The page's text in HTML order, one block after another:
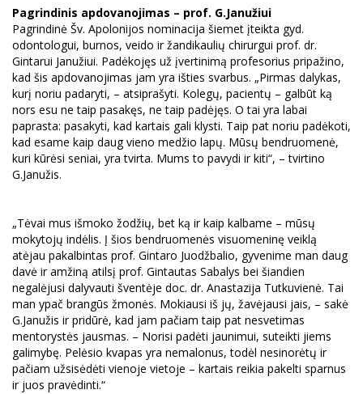
Pagrindinis apdovanojimas – prof. G.Janužiui
Pagrindinė Šv. Apolonijos nominacija šiemet įteikta gyd.
odontologui, burnos, veido ir žandikaulių chirurgui prof. dr.
Gintarui Janužiui. Padėkojęs už įvertinimą profesorius pripažino,
kad šis apdovanojimas jam yra išties svarbus. „Pirmas dalykas,
kurį noriu padaryti, – atsiprašyti. Kolegų, pacientų – galbūt ką
nors esu ne taip pasakęs, ne taip padėjęs. O tai yra labai
paprasta: pasakyti, kad kartais gali klysti. Taip pat noriu padėkoti,
kad esame kaip daug vieno medžio lapų. Mūsų bendruomenė,
kuri kūrėsi seniai, yra tvirta. Mums to pavydi ir kiti“, – tvirtino
G.Janužis.
„Tėvai mus išmoko žodžių, bet ką ir kaip kalbame – mūsų
mokytojų indėlis. Į šios bendruomenės visuomeninę veiklą
atėjau pakalbintas prof. Gintaro Juodžbalio, gyvenime man daug
davė ir amžiną atilsį prof. Gintautas Sabalys bei šiandien
negalėjusi dalyvauti šventėje doc. dr. Anastazija Tutkuvienė. Tai
man ypač brangūs žmonės. Mokiausi iš jų, žavėjausi jais, – sakė
G.Janužis ir pridūrė, kad jam pačiam taip pat nesvetimas
mentorystės jausmas. – Norisi padėti jaunimui, suteikti jiems
galimybę. Pelėsio kvapas yra nemalonus, todėl nesinorėtų ir
pačiam užsisėdėti vienoje vietoje – kartais reikia pakelti sparnus
ir juos pravėdinti.“